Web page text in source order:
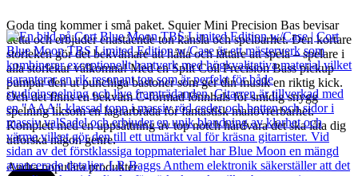
Goda ting kommer i små paket. Squier Mini Precision Bas bevisar
detta och erbjuder enastående ton känsla och spelbarhet. Den kortare
storleken gör det bekvämare att hålla och lättare att spela – spelare i
alla storlekar välkomna! Med en Split Coil Precision Bass pickup
pumpar den ut punchiga bastoner som ger din musik en riktig kick.
Och det finns en bekväm C-formad lönnhals för smidig snygg
spelning liksom en lagrarbräda för fantastisk manövrerbarhet.
Komplett med en uppsättning av top notch hårdvara det ska låta dig
utforska någon genre.
Andra populära produkter